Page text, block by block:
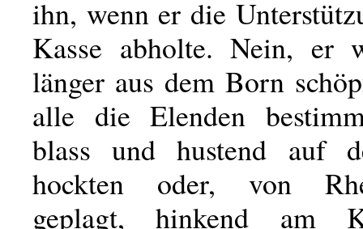
ihn, wenn er die
Kasse abholte. Nein, er
länger aus dem Born
alle die Elenden
blass und hustend auf
hockten oder, von
geplagt, hinkend am